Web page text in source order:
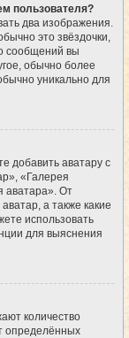
пользователя?
два изображения.
это звёздочки,
сообщений вы
обычно более
уникально для
добавить аватару с
«Галерея
аватара». От
а также какие
использовать
для выяснения
количество
определённых